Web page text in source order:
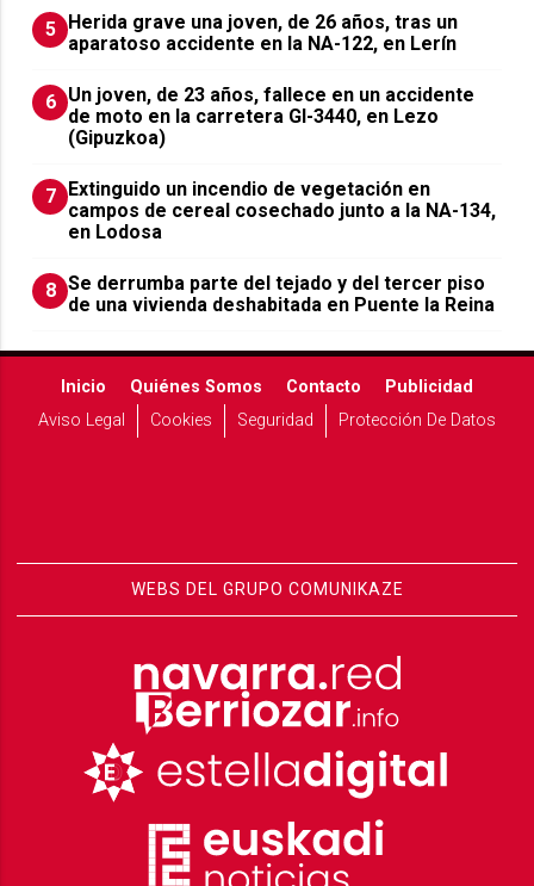
5
Herida grave una joven, de 26 años, tras un
aparatoso accidente en la NA-122, en Lerín
6 Un joven, de 23 años, fallece en un accidente
de moto en la carretera GI-3440, en Lezo
(Gipuzkoa)
7
Extinguido un incendio de vegetación en
campos de cereal cosechado junto a la NA-134,
en Lodosa
8 Se derrumba parte del tejado y del tercer piso
de una vivienda deshabitada en Puente la Reina
Inicio Quiénes Somos Contacto
Publicidad
Aviso Legal
Cookies Seguridad Protección De Datos
WEBS DEL GRUPO COMUNIKAZE